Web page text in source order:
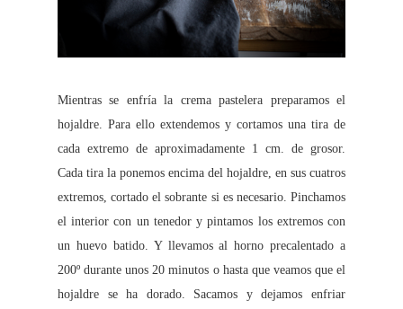
Mientras se enfría la crema pastelera preparamos el
hojaldre. Para ello extendemos y cortamos una tira de
cada extremo de aproximadamente 1 cm. de grosor.
Cada tira la ponemos encima del hojaldre, en sus cuatros
extremos, cortado el sobrante si es necesario. Pinchamos
el interior con un tenedor y pintamos los extremos con
un huevo batido. Y llevamos al horno precalentado a
200º durante unos 20 minutos o hasta que veamos que el
hojaldre se ha dorado. Sacamos y dejamos enfriar